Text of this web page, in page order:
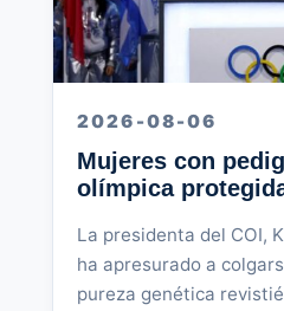
2026-08-06
Mujeres con
olímpica
La presidenta del COI,
ha apresurado a
pureza genética